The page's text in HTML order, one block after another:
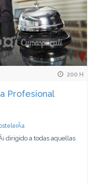
200 H
Profesional
dirigido a todas aquellas